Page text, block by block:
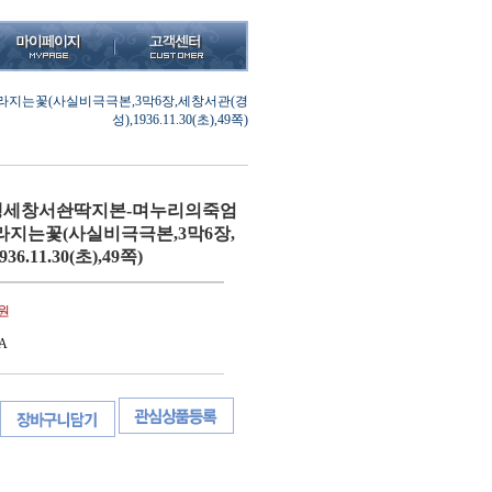
는꽃(사실비극극본,3막6장,세창서관(경
성),1936.11.30(초),49쪽)
창서솬딱지본-며누리의죽엄
지는꽃(사실비극극본,3막6장,
초),49쪽)